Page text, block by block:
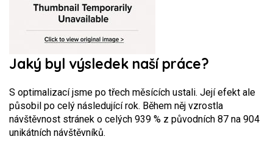
Jaký byl výsledek naší práce?
S optimalizací jsme po třech měsících ustali. Její efekt ale
působil po celý následující rok. Během něj vzrostla
návštěvnost stránek o celých 939 % z původních 87 na 904
unikátních návštěvníků.